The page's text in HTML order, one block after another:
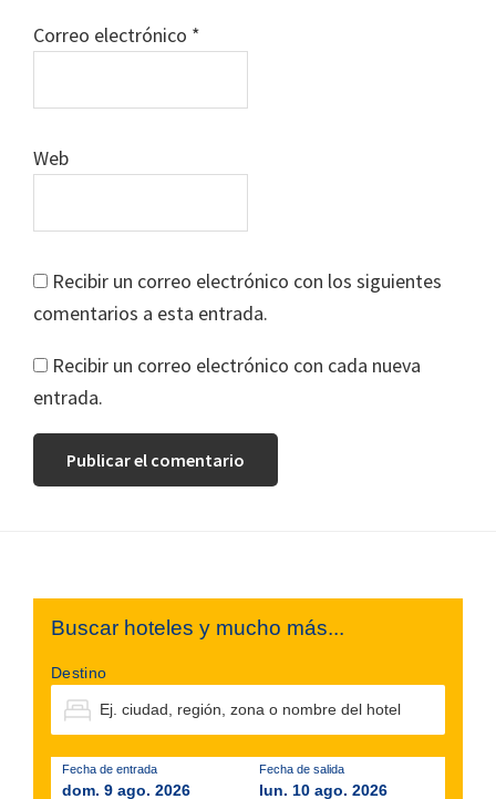
Correo electrónico *
Web
Recibir un correo electrónico con los siguientes
comentarios a esta entrada.
Recibir un correo electrónico con cada nueva
entrada.
FooterBuscar hoteles y mucho más...
Destino
Fecha de entrada
dom. 9 ago. 2026
Fecha de salida
lun. 10 ago. 2026